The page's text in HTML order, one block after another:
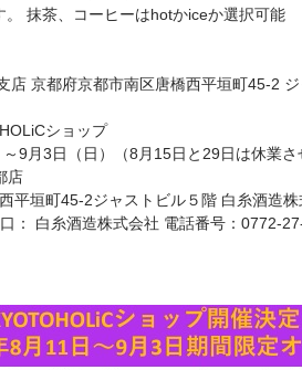
。 抹茶、コーヒーはhotかiceか選択可能
店 京都府京都市南区唐橋⻄平垣町45-2
ショップ
9⽉3⽇（⽇）（8⽉15⽇と29⽇は休業さ
店
平垣町45-2ジャストビル５階 ⽩⽷酒造株
： 白糸酒造株式会社 電話番号：0772-